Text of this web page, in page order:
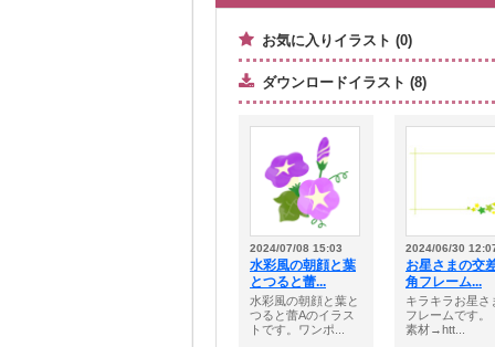
お気に入りイラスト (0)
ダウンロードイラスト (8)
2024/07/08 15:03
水彩風の朝顔と葉
とつると蕾...
水彩風の朝顔と葉と
つると蕾Aのイラス
トです。ワンポ...
2024/06/30
お星さまの交
角フレーム...
キラキラお星さ
フレームです
素材→htt...